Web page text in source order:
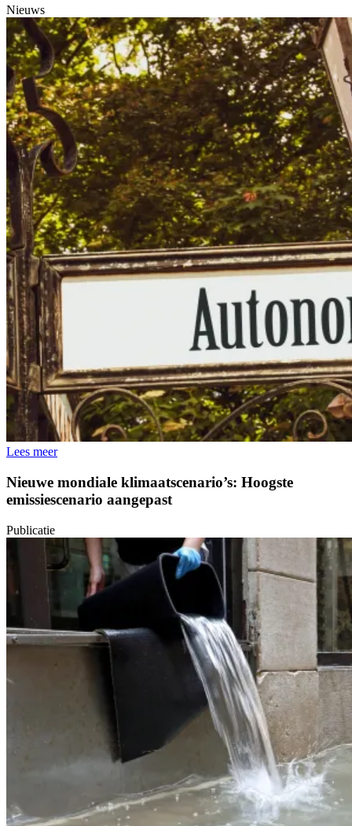
Nieuws
Lees meer
Nieuwe mondiale klimaatscenario’s: Hoogste
emissiescenario aangepast
Publicatie